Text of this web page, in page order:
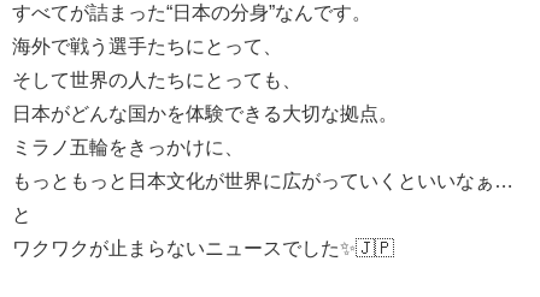
すべてが詰まった“日本の分身”なんです。
海外で戦う選手たちにとって、
そして世界の人たちにとっても、
日本がどんな国かを体験できる大切な拠点。
ミラノ五輪をきっかけに、
もっともっと日本文化が世界に広がっていくといいなぁ…
と
ワクワクが止まらないニュースでした✨🇯🇵